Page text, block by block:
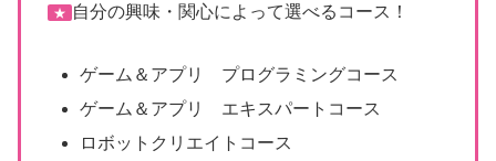
★ 自分の興味・関心によって選べるコース！
ゲーム＆アプリ プログラミングコース
ゲーム＆アプリ エキスパートコース
ロボットクリエイトコース